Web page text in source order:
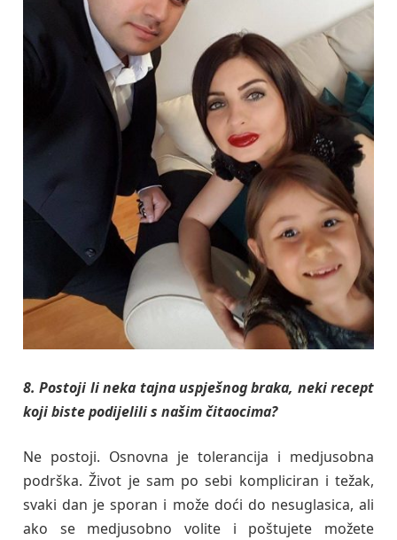
8. Postoji li neka tajna uspješnog braka, neki recept
koji biste podijelili s našim čitaocima?
Ne postoji. Osnovna je tolerancija i medjusobna
podrška. Život je sam po sebi kompliciran i težak,
svaki dan je sporan i može doći do nesuglasica, ali
ako se medjusobno volite i poštujete možete